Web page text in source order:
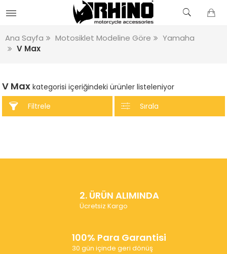
Ana Sayfa Motosiklet Modeline Göre
Yamaha
V Max
V Max kategorisi içeriğindeki ürünler listeleniyor
Filtrele
Sırala
2. ÜRÜN ALIMINDA
Ücretsiz Kargo
100% Para Garantisi
30 gün içinde geri dönüş